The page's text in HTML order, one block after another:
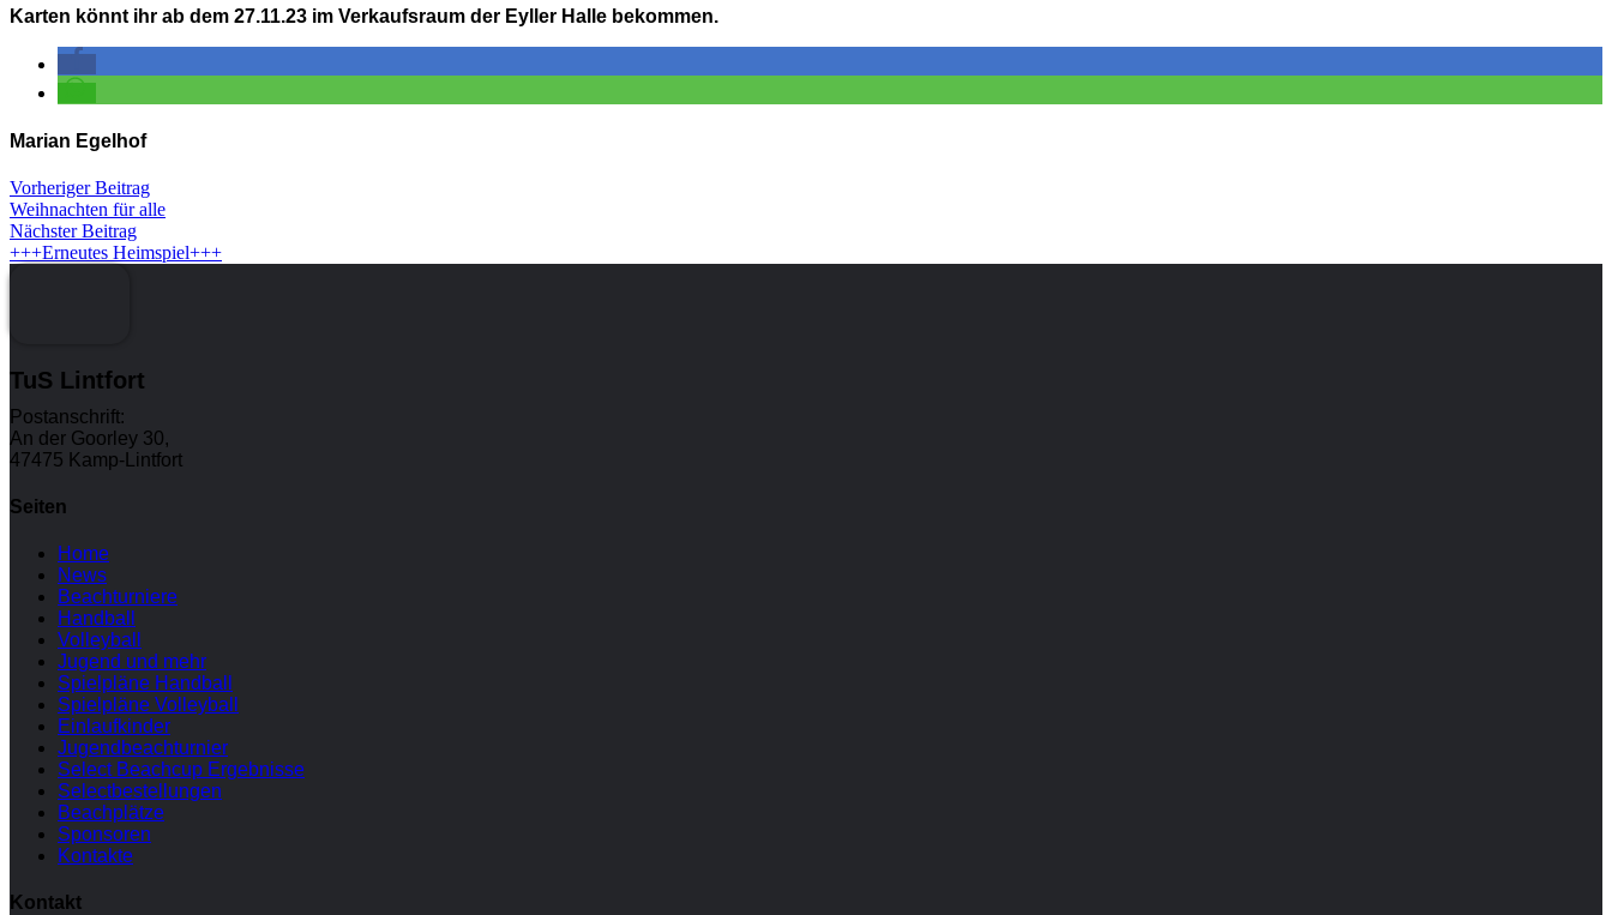
Karten könnt ihr ab dem 27.11.23 im Verkaufsraum der Eyller Halle bekommen.
Marian Egelhof
Vorheriger Beitrag
Weihnachten für alle
Nächster Beitrag
+++Erneutes Heimspiel+++
TuS Lintfort
Postanschrift:
An der Goorley 30,
47475 Kamp-Lintfort
Seiten
Home
News
Beachturniere
Handball
Volleyball
Jugend und mehr
Spielpläne Handball
Spielpläne Volleyball
Einlaufkinder
Jugendbeachturnier
Select Beachcup Ergebnisse
Selectbestellungen
Beachplätze
Sponsoren
Kontakte
Kontakt